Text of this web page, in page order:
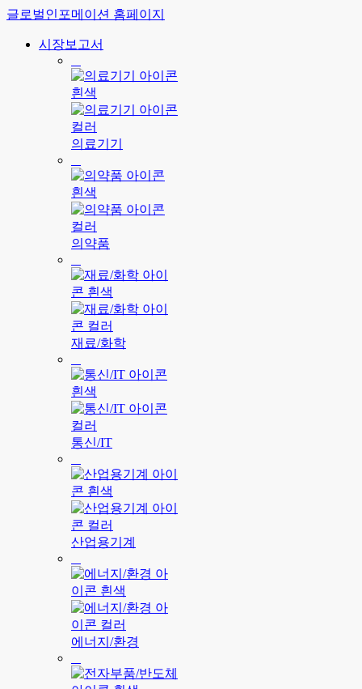
글로벌인포메이션 홈페이지
시장보고서
의료기기
의약품
재료/화학
통신/IT
산업용기계
에너지/환경